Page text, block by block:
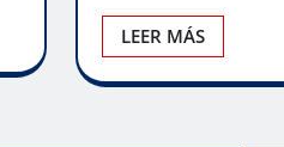
LEER MÁS